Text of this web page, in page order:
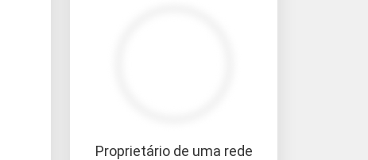
Proprietário de uma rede